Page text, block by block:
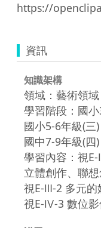
資訊
知識架構
領域：藝術領域
學習階段：國
國小5-6年級(三)
國中7-9年級(四)
學習內容：視
立體創作、聯想
視E-Ⅲ-2 多元的
視E-Ⅳ-3 數位影